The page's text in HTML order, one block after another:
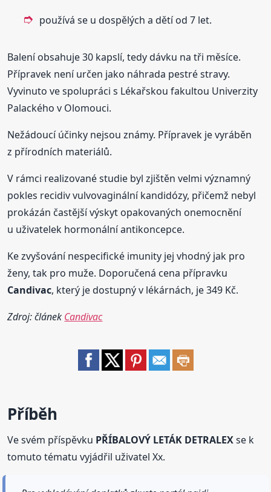
používá se u dospělých a dětí od 7 let.
Balení obsahuje 30 kapslí, tedy dávku na tři měsíce.
Přípravek není určen jako náhrada pestré stravy.
Vyvinuto ve spolupráci s Lékařskou fakultou Univerzity
Palackého v Olomouci.
Nežádoucí účinky nejsou známy. Přípravek je vyráběn
z přírodních materiálů.
V rámci realizované studie byl zjištěn velmi významný
pokles recidiv vulvovaginální kandidózy, přičemž nebyl
prokázán častější výskyt opakovaných onemocnění
u uživatelek hormonální antikoncepce.
Ke zvyšování nespecifické imunity jej vhodný jak pro
ženy, tak pro muže. Doporučená cena přípravku
Candivac, který je dostupný v lékárnách, je 349 Kč.
Zdroj: článek Candivac
Příběh
Ve svém příspěvku PŘÍBALOVÝ LETÁK DETRALEXse k
tomuto tématu vyjádřil uživatel Xx.